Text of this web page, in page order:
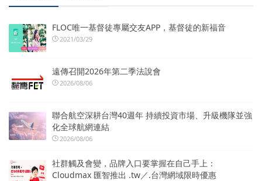
FLOC唯一基督徒專屬交友APP，基督徒的新福音
2021/03/29
遠傳召開2026年第二季法說會
2026/08/06
聯合航空深耕台灣40週年 持續投資市場、升級機隊並強
化全球航網連結
2026/08/06
社群觸及會變，品牌入口要掌握在自己手上：
Cloudmax 匯智推出 .tw／.台灣網域限時優惠